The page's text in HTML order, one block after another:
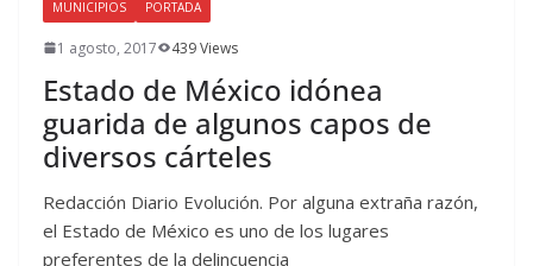
MUNICIPIOS PORTADA
1 agosto, 2017 439 Views
Estado de México idónea
guarida de algunos capos de
diversos cárteles
Redacción Diario Evolución. Por alguna extraña razón,
el Estado de México es uno de los lugares
preferentes de la delincuencia